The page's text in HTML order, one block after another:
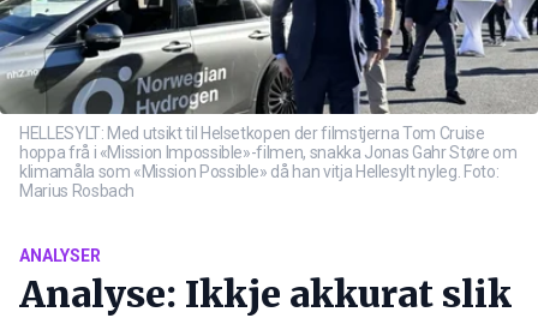
HELLESYLT: Med utsikt til Helsetkopen der filmstjerna Tom Cruise
hoppa frå i «Mission Impossible»-filmen, snakka Jonas Gahr Støre om
klimamåla som «Mission Possible» då han vitja Hellesylt nyleg. Foto:
Marius Rosbach
ANALYSER
Analyse: Ikkje akkurat slik